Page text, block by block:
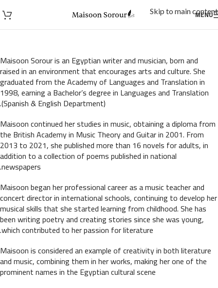
Skip to main content
MENU
Maisoon Sorour is an Egyptian writer and musician, born and
raised in an environment that encourages arts and culture. She
graduated from the Academy of Languages and Translation in
1998, earning a Bachelor’s degree in Languages and Translation
(Spanish & English Department).
Maisoon continued her studies in music, obtaining a diploma from
the British Academy in Music Theory and Guitar in 2001. From
2013 to 2021, she published more than 16 novels for adults, in
addition to a collection of poems published in national
newspapers.
Maisoon began her professional career as a music teacher and
concert director in international schools, continuing to develop her
musical skills that she started learning from childhood. She has
been writing poetry and creating stories since she was young,
which contributed to her passion for literature.
Maisoon is considered an example of creativity in both literature
and music, combining them in her works, making her one of the
prominent names in the Egyptian cultural scene